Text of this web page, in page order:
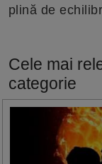
plină de
Cele mai
categorie